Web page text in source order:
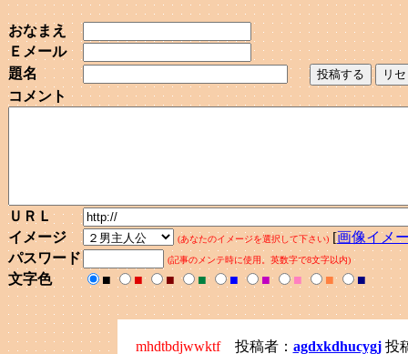
おなまえ
Ｅメール
題名
コメント
ＵＲＬ
イメージ
(あなたのイメージを選択して下さい) [画像イメ
パスワード
(記事のメンテ時に使用。英数字で8文字以内)
文字色 ■ ■ ■ ■ ■ ■ ■ ■ ■
mhdtbdjwwktf投稿者： agdxkdhucygj投